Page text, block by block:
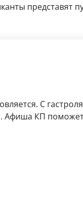
представят
С
Афиша КП